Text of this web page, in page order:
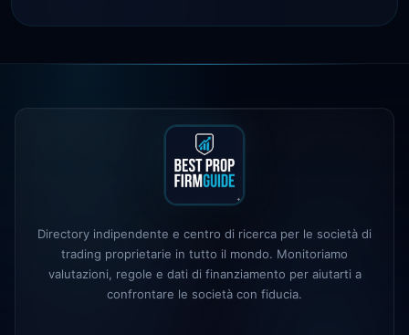
— codice 25% DI
SCONTO: ALP25
True Forex Funds
cessato le
FundedNext velocità di pagamento
ora 24h
4d
Directory indipendente e centro di ricerca per le società di
trading proprietarie in tutto il mondo. Monitoriamo
valutazioni, regole e dati di finanziamento per aiutarti a
confrontare le società con fiducia.